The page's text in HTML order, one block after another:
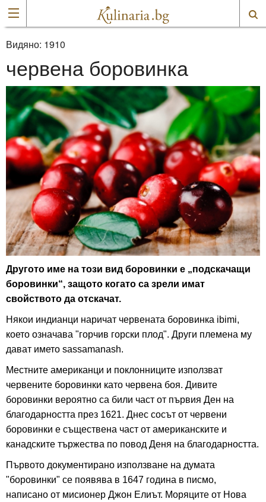
Видяно: 1910
червена боровинка
Другото име на този вид боровинки е „подскачащи
боровинки“, защото когато са зрели имат
свойството да отскачат.
Някои индианци наричат червената боровинка ibimi,
което означава "горчив горски плод". Други племена му
дават името sassamanash.
Местните американци и поклонниците използват
червените боровинки като червена боя. Дивите
боровинки вероятно са били част от първия Ден на
благодарността през 1621. Днес сосът от червени
боровинки е съществена част от американските и
канадските тържества по повод Деня на благодарността.
Първото документирано използване на думата
"боровинки" се появява в 1647 година в писмо,
написано от мисионер Джон Елиът. Моряците от Нова